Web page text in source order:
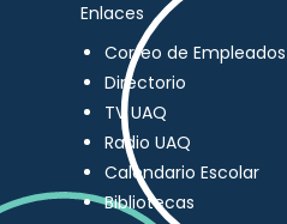
Enlaces
Correo de Empleados
Directorio
TV UAQ
Radio UAQ
Calendario Escolar
Bibliotecas